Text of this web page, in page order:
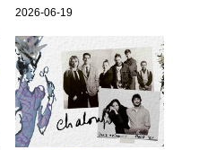
2026-06-19